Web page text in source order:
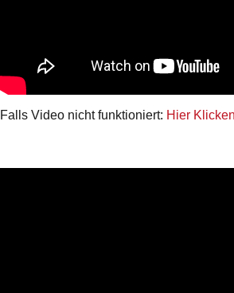
Falls Video nicht funktioniert: Hier Klicken